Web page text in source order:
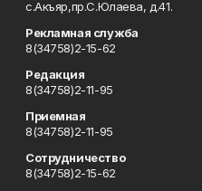
с.Акъяр,пр.С.Юлаева, д.41.
Рекламная служба
8(34758)2-15-62
Редакция
8(34758)2-11-95
Приемная
8(34758)2-11-95
Сотрудничество
8(34758)2-15-62